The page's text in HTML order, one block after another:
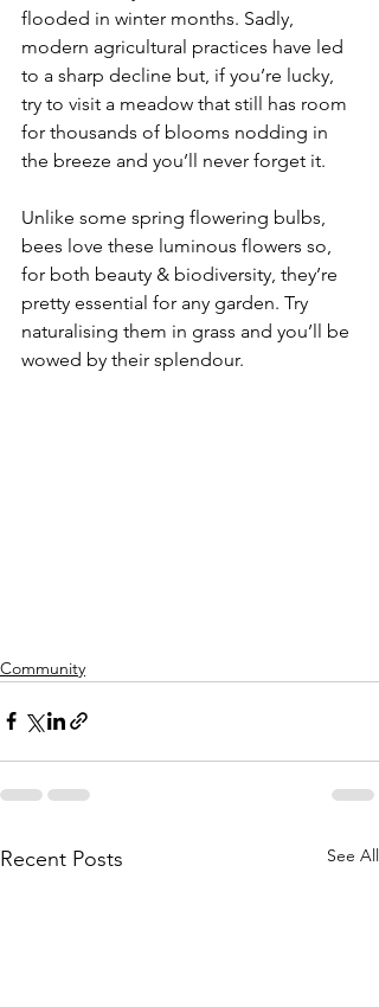
flooded in winter months. Sadly,
modern agricultural practices have led
to a sharp decline but, if you’re lucky,
try to visit a meadow that still has room
for thousands of blooms nodding in
the breeze and you’ll never forget it.
Unlike some spring flowering bulbs,
bees love these luminous flowers so,
for both beauty & biodiversity, they’re
pretty essential for any garden. Try
naturalising them in grass and you’ll be
wowed by their splendour.
Community
Recent Posts See All